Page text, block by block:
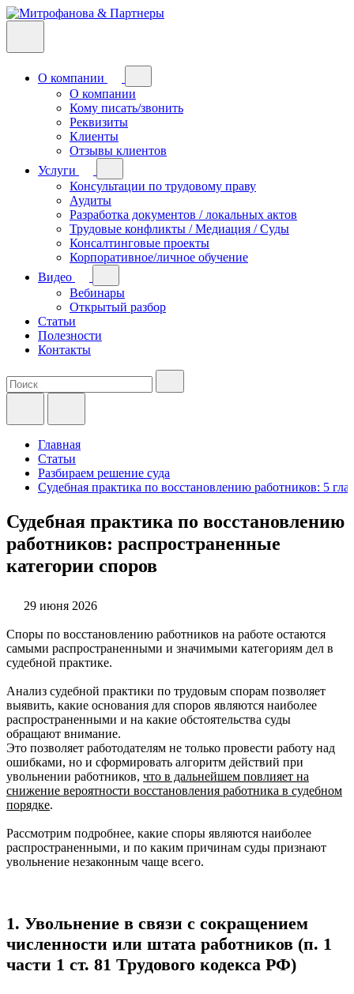
О компании
О компании
Кому писать/звонить
Реквизиты
Клиенты
Отзывы клиентов
Услуги
Консультации по трудовому праву
Аудиты
Разработка документов / локальных актов
Трудовые конфликты / Медиация / Суды
Консалтинговые проекты
Корпоративное/личное обучение
Видео
Вебинары
Открытый разбор
Статьи
Полезности
Контакты
Главная
Статьи
Разбираем решение суда
Судебная практика по восстановлению работников: 5
Судебная практика по восстановлению
работников: распространенные
категории споров
29 июня 2026
Споры по восстановлению работников на работе остаются
самыми распространенными и значимыми категориям дел в
судебной практике.
Анализ судебной практики по трудовым спорам позволяет
выявить, какие основания для споров являются наиболее
распространенными и на какие обстоятельства суды
обращают внимание.
Это позволяет работодателям не только провести работу над
ошибками, но и сформировать алгоритм действий при
увольнении работников, что в дальнейшем повлияет на
снижение вероятности восстановления работника в судебном
порядке.
Рассмотрим подробнее, какие споры являются наиболее
распространенными, и по каким причинам суды признают
увольнение незаконным чаще всего.
1. Увольнение в связи с сокращением
численности или штата работников (п. 1
части 1 ст. 81 Трудового кодекса РФ)